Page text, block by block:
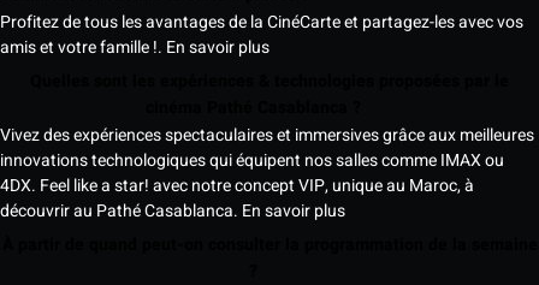
Profitez de tous les avantages de la CinéCarte et partagez-les avec vos
amis et votre famille !. En savoir plus
Vivez des expériences spectaculaires et immersives grâce aux meilleures
innovations technologiques qui équipent nos salles comme IMAX ou
4DX. Feel like a star! avec notre concept VIP, unique au Maroc, à
découvrir au Pathé Casablanca. En savoir plus